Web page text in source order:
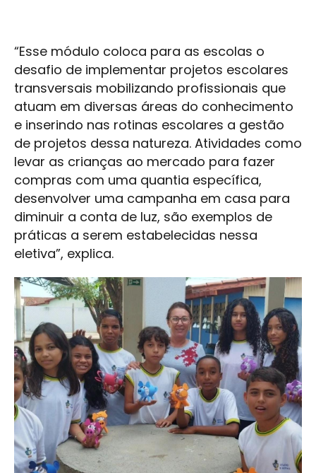
“Esse módulo coloca para as escolas o
desafio de implementar projetos escolares
transversais mobilizando profissionais que
atuam em diversas áreas do conhecimento
e inserindo nas rotinas escolares a gestão
de projetos dessa natureza. Atividades como
levar as crianças ao mercado para fazer
compras com uma quantia específica,
desenvolver uma campanha em casa para
diminuir a conta de luz, são exemplos de
práticas a serem estabelecidas nessa
eletiva”, explica.